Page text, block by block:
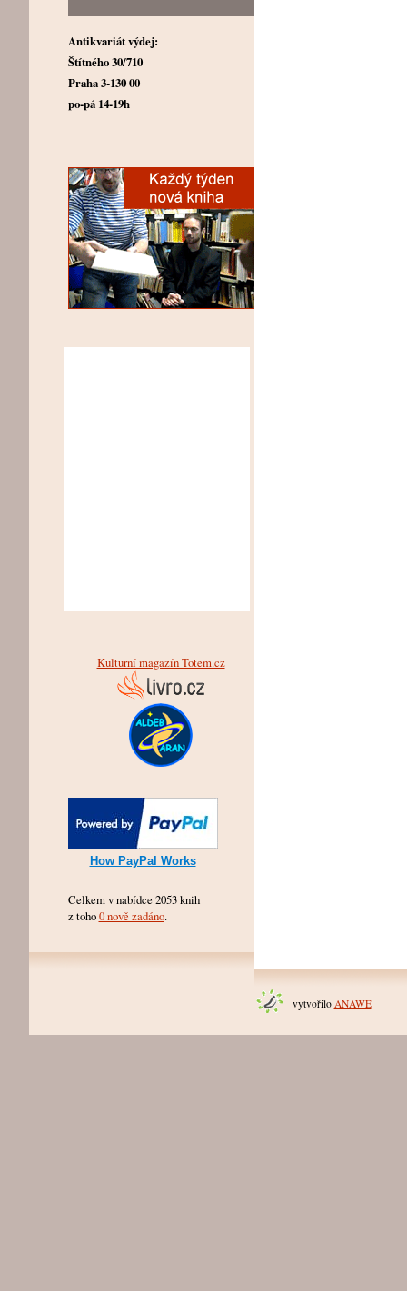
Antikvariát výdej:
Štítného 30/710
Praha 3-130 00
po-pá 14-19h
Kulturní magazín Totem.cz
How PayPal Works
Celkem v nabídce 2053 knih
z toho0 nově zadáno.
vytvořilo ANAWE